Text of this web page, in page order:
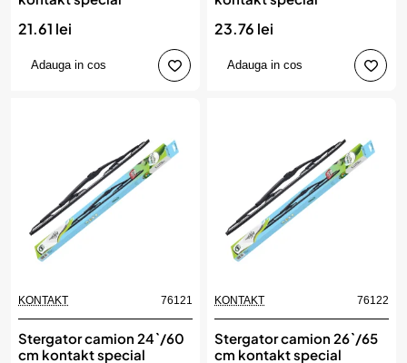
21.61 lei
Adauga in cos
23.76 lei
Adauga in cos
KONTAKT 76121
Stergator camion 24`/60
cm kontakt special
KONTAKT 76122
Stergator camion 26`/65
cm kontakt special